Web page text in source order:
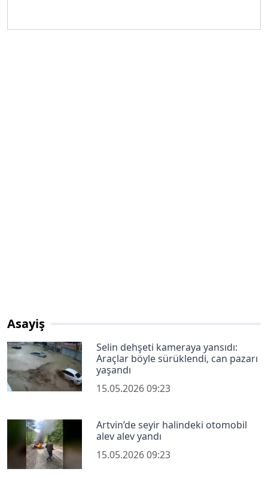
Asayiş
Selin dehşeti kameraya yansıdı:
Araçlar böyle sürüklendi, can pazarı
yaşandı
15.05.2026 09:23
Artvin’de seyir halindeki otomobil
alev alev yandı
15.05.2026 09:23